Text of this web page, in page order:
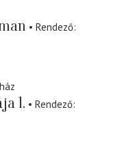
Rendező
1.
Rendező